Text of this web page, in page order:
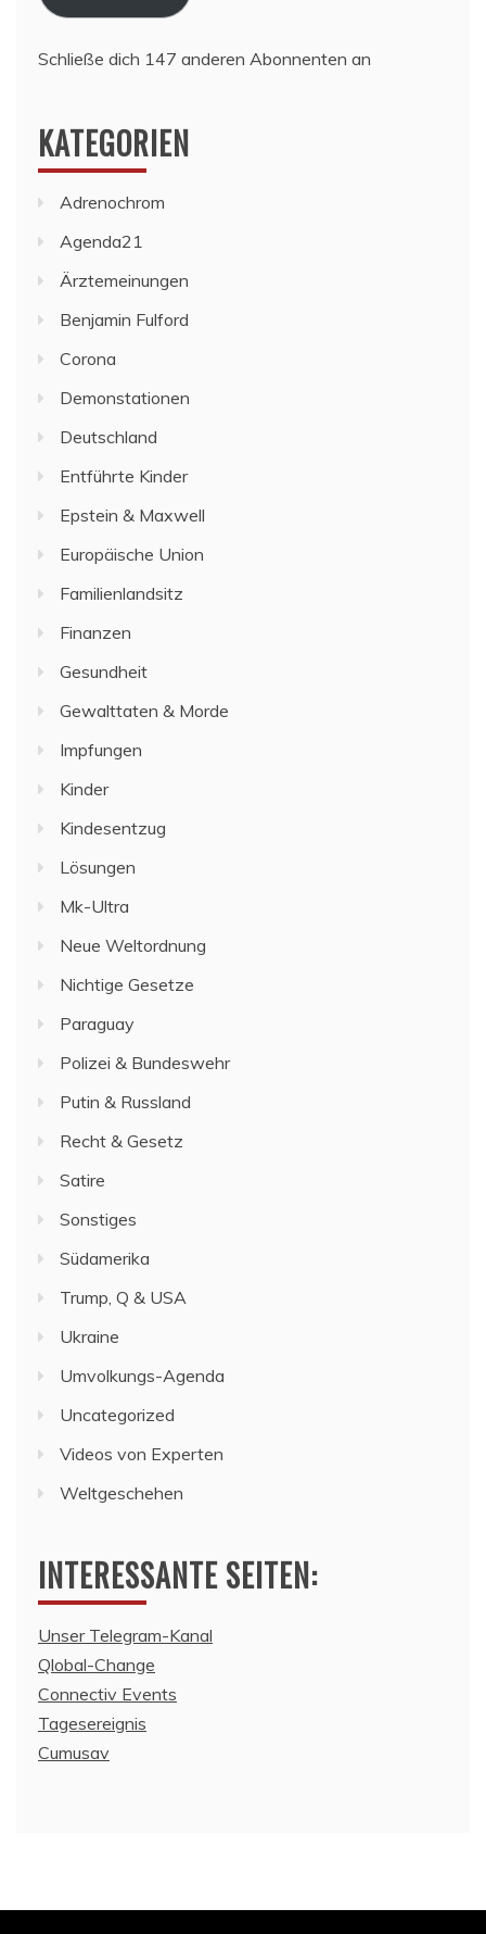
Schließe dich 147 anderen Abonnenten an
KATEGORIEN
Adrenochrom
Agenda21
Ärztemeinungen
Benjamin Fulford
Corona
Demonstationen
Deutschland
Entführte Kinder
Epstein & Maxwell
Europäische Union
Familienlandsitz
Finanzen
Gesundheit
Gewalttaten & Morde
Impfungen
Kinder
Kindesentzug
Lösungen
Mk-Ultra
Neue Weltordnung
Nichtige Gesetze
Paraguay
Polizei & Bundeswehr
Putin & Russland
Recht & Gesetz
Satire
Sonstiges
Südamerika
Trump, Q & USA
Ukraine
Umvolkungs-Agenda
Uncategorized
Videos von Experten
Weltgeschehen
INTERESSANTE SEITEN:
Unser Telegram-Kanal
Qlobal-Change
Connectiv Events
Tagesereignis
Cumusav